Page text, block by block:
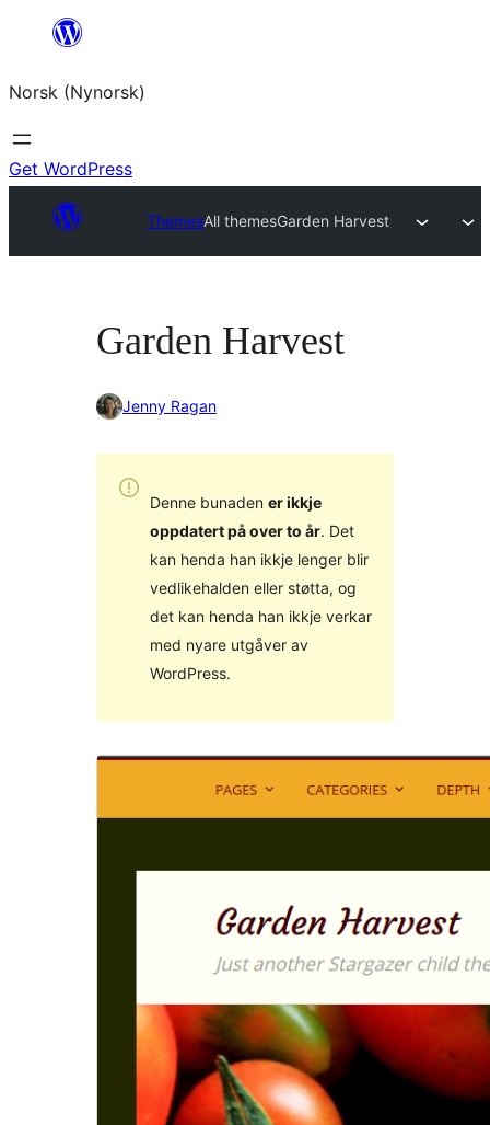
content
Norsk (Nynorsk)
Get WordPress
ThemesAll themesGarden Harvest
Garden Harvest
Jenny Ragan
Denne bunaden er ikkje
oppdatert på over to år. Det
kan henda han ikkje lenger blir
vedlikehalden eller støtta, og
det kan henda han ikkje verkar
med nyare utgåver av
WordPress.